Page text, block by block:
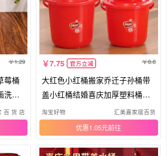
1.29
莓桶
洗毛
百 货 店
7.75 官方立减 8.8
大红色小红桶搬家乔迁子孙桶带
盖小红桶结婚喜庆加厚塑料桶喜
事桶
淘宝好物 汇美嘉家居百货
优惠1.05元